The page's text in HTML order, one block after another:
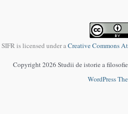
SIFR is licensed under aCreative Commons
Copyright 2026 Studii de istorie a
WordPress